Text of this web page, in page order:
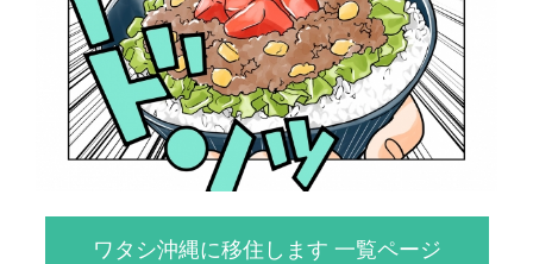
ワタシ沖縄に移住します 一覧ページ